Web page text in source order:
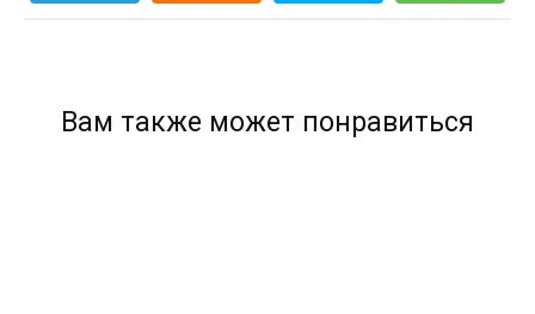
Вам также может понравиться